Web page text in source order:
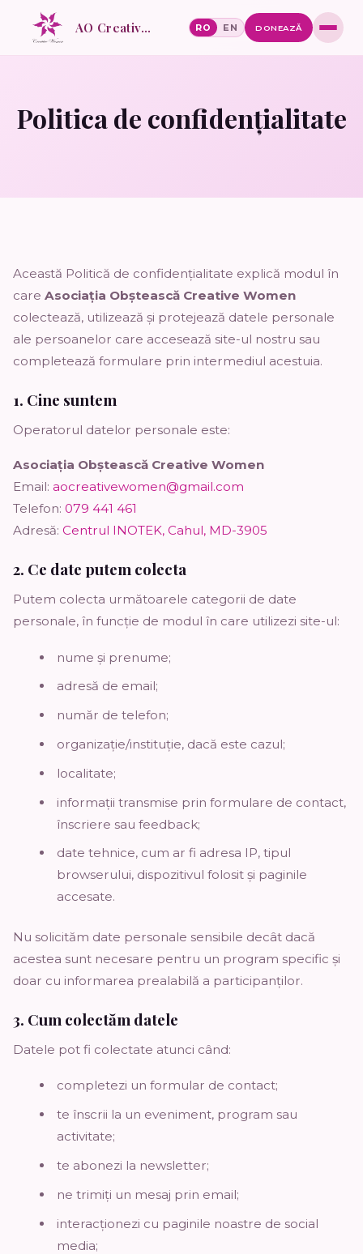
AO Creative Women RO EN DONEAZĂ
Politica de confidențialitate
Această Politică de confidențialitate explică modul în
care Asociația Obștească Creative Women
colectează, utilizează și protejează datele personale
ale persoanelor care accesează site-ul nostru sau
completează formulare prin intermediul acestuia.
1. Cine suntem
Operatorul datelor personale este:
Asociația Obștească Creative Women
Email: aocreativewomen@gmail.com
Telefon: 079 441 461
Adresă: Centrul INOTEK, Cahul, MD-3905
2. Ce date putem colecta
Putem colecta următoarele categorii de date
personale, în funcție de modul în care utilizezi site-ul:
nume și prenume;
adresă de email;
număr de telefon;
organizație/instituție, dacă este cazul;
localitate;
informații transmise prin formulare de contact,
înscriere sau feedback;
date tehnice, cum ar fi adresa IP, tipul
browserului, dispozitivul folosit și paginile
accesate.
Nu solicităm date personale sensibile decât dacă
acestea sunt necesare pentru un program specific și
doar cu informarea prealabilă a participanților.
3. Cum colectăm datele
Datele pot fi colectate atunci când:
completezi un formular de contact;
te înscrii la un eveniment, program sau
activitate;
te abonezi la newsletter;
ne trimiți un mesaj prin email;
interacționezi cu paginile noastre de social
media;